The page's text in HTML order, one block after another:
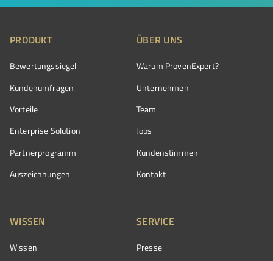
PRODUKT
Bewertungssiegel
Kundenumfragen
Vorteile
Enterprise Solution
Partnerprogramm
Auszeichnungen
ÜBER UNS
Warum ProvenExpert?
Unternehmen
Team
Jobs
Kundenstimmen
Kontakt
WISSEN
Wissen
SERVICE
Presse